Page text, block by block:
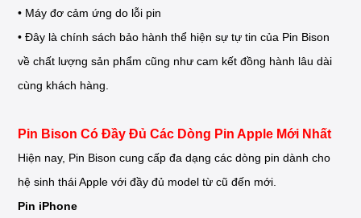
• Máy đơ cảm ứng do lỗi pin
• Đây là chính sách bảo hành thể hiện sự tự tin của Pin Bison
về chất lượng sản phẩm cũng như cam kết đồng hành lâu dài
cùng khách hàng.
Pin Bison Có Đầy Đủ Các Dòng Pin Apple Mới Nhất
Hiện nay, Pin Bison cung cấp đa dạng các dòng pin dành cho
hệ sinh thái Apple với đầy đủ model từ cũ đến mới.
Pin iPhone